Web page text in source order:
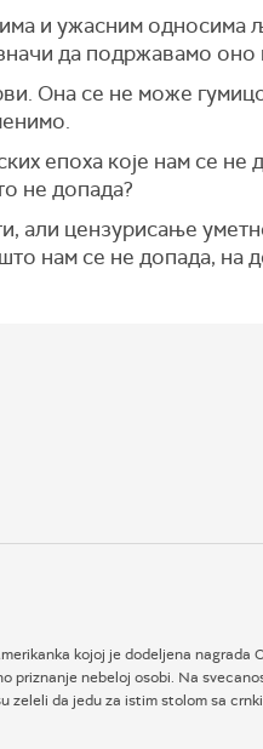
и ужасним односима
да подржавамо
Она се не може
епоха које нам се не
не допада?
али цензурисање
нам се не допада, на
kojoj je dodeljena nagrada
nebeloj osobi. Na
da jedu za istim stolom sa